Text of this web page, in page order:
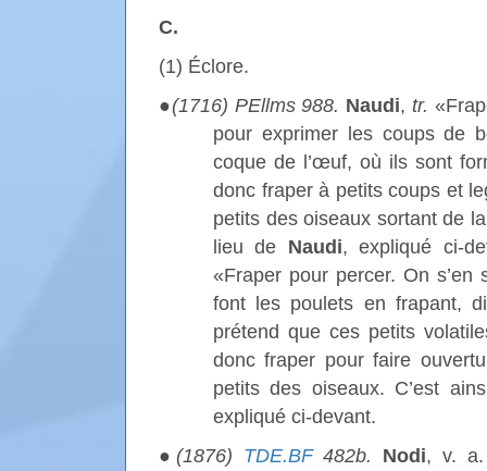
C.
(1) Éclore.
●(1716) PEllms 988. Naudi, tr.
pour exprimer les coups de
coque de l’œuf, où ils sont
donc fraper à petits coups et
petits des oiseaux sortant de
lieu de Naudi, expliqué ci-
«Fraper pour percer. On
font les poulets en frapant,
prétend que ces petits
donc fraper pour faire
petits des oiseaux. C’est
expliqué ci-devant.
● (1876) TDE.BF482b. Nodi, v.